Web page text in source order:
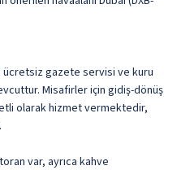
ücretsiz gazete servisi ve kuru
Misafirler için gidiş-dönüş
olarak hizmet vermektedir,
var, ayrıca kahve